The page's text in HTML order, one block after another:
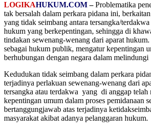
LOGIKAHUKUM.COM–Problematika
tak bersalah dalam perkara pidana ini,
yang tidak seimbang antara tersangka/
hukum yang berkepentingan, sehingga di
tindakan sewenang-wenang dari aparat
sebagai hukum publik, mengatur kepentingan
berhubungan dengan negara dalam
Kedudukan tidak seimbang dalam perkara
terjadinya perlakuan sewenang-wenang dari
tersangka atau terdakwa yang di anggap telah
kepentingan umum dalam proses pemidanaan
bertanggungjawab atas terjadinya
masyarakat akibat adanya pelanggaran hukum.